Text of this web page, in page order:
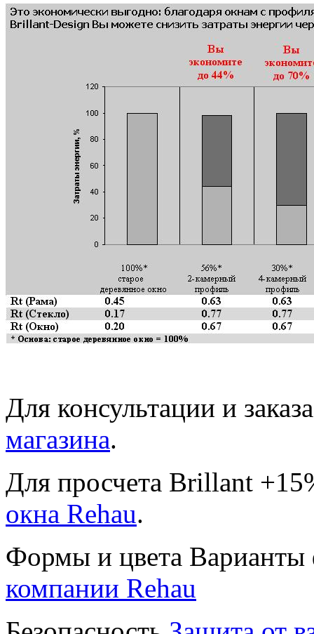
Для консультации и
магазина.
Для просчета Brillant
окна Rehau.
Формы и цвета
компании Rehau